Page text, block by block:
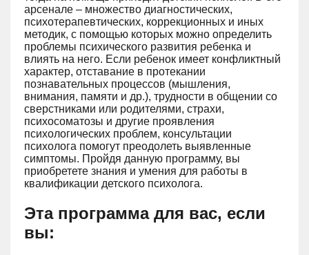
арсенале – множество диагностических,
психотерапевтических, коррекционных и иных
методик, с помощью которых можно определить
проблемы психического развития ребенка и
влиять на него. Если ребенок имеет конфликтный
характер, отставание в протекании
познавательных процессов (мышления,
внимания, памяти и др.), трудности в общении со
сверстниками или родителями, страхи,
психосоматозы и другие проявления
психологических проблем, консультации
психолога помогут преодолеть выявленные
симптомы. Пройдя данную программу, вы
приобретете знания и умения для работы в
квалификации детского психолога.
Эта программа для вас, если
вы: